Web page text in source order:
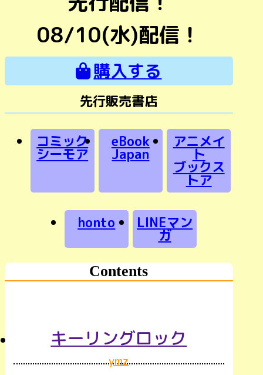
08/10(水)配信！
購入する
先行販売書店
コミック
シーモア
eBook
Japan
アニメイ
ト
ブックス
トア
honto LINEマン
ガ
Contents
キーリングロック
ymz